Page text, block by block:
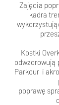
Zajęcia
kadra
Kostki
odwzorowują
Parkour i
poprawę